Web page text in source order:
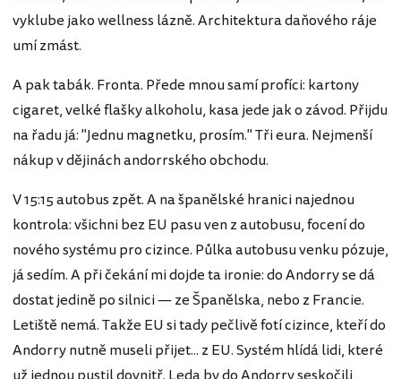
vyklube jako wellness lázně. Architektura daňového ráje
umí zmást.
A pak tabák. Fronta. Přede mnou samí profíci: kartony
cigaret, velké flašky alkoholu, kasa jede jak o závod. Přijdu
na řadu já: "Jednu magnetku, prosím." Tři eura. Nejmenší
nákup v dějinách andorrského obchodu.
V 15:15 autobus zpět. A na španělské hranici najednou
kontrola: všichni bez EU pasu ven z autobusu, focení do
nového systému pro cizince. Půlka autobusu venku pózuje,
já sedím. A při čekání mi dojde ta ironie: do Andorry se dá
dostat jedině po silnici — ze Španělska, nebo z Francie.
Letiště nemá. Takže EU si tady pečlivě fotí cizince, kteří do
Andorry nutně museli přijet... z EU. Systém hlídá lidi, které